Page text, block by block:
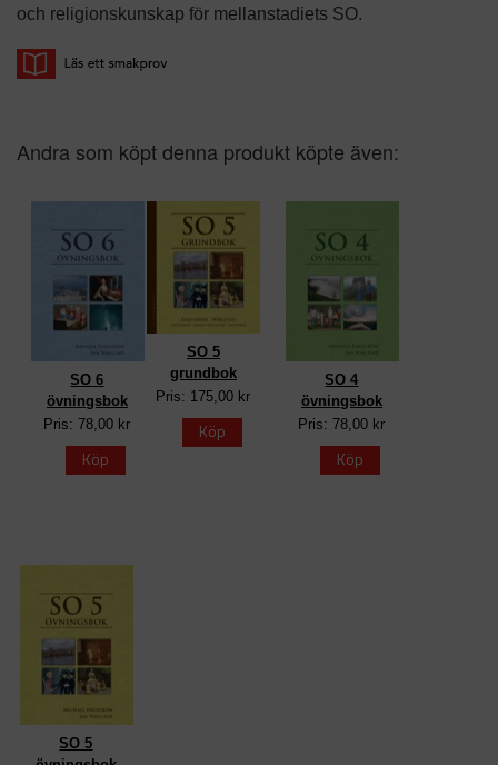
och religionskunskap för mellanstadiets SO.
Andra som köpt denna produkt köpte även:
SO 6
övningsbok
Pris: 78,00 kr
Köp
SO 5
grundbok
Pris: 175,00 kr
Köp
SO 4
övningsbok
Pris: 78,00 kr
Köp
SO 5